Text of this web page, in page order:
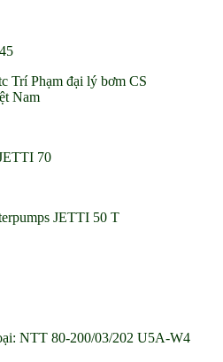
Trí Phạm đại lý bơm CS
Nam
70
JETTI 50 T
NTT 80-200/03/202 U5A-W4